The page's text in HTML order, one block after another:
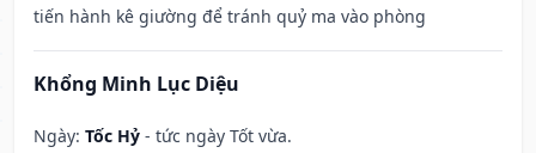
tiến hành kê giường để tránh quỷ ma vào phòng
Khổng Minh Lục Diệu
Ngày: Tốc Hỷ - tức ngày Tốt vừa.